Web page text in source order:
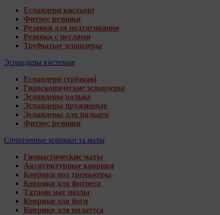
Еспандери кистьові
Фитнес резинки
Резинки для подтягивания
Резинки с петлями
Трубчатые эспандеры
Эспандеры кистевые
Еспандери стрічкові
Гироскопические эспандеры
Эспандеры кольца
Эспандеры пружинные
Эспандеры для пальцев
Фитнес резинки
Спортивные коврики та маты
Гимнастические маты
Акупунктурные коврики
Коврики под тренажеры
Коврики для фитнеса
Татами мат пазлы
Коврики для йоги
Коврики для пилатеса